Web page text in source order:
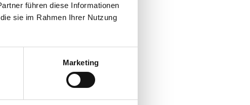
führen diese Informationen
sie im Rahmen Ihrer Nutzung
Marketing